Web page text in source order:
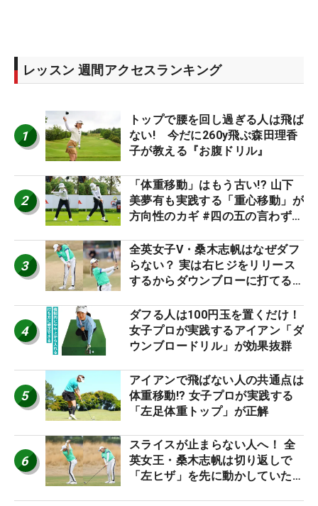
レッスン 週間アクセスランキング
1
トップで腰を回し過ぎる人は飛ば
ない! 今だに260y飛ぶ森田理香
子が教える『お腹ドリル』
2
「体重移動」はもう古い!? 山下
美夢有も実践する「重心移動」が
方向性のカギ #四の五の言わず振
3
全英女子V・桑木志帆はなぜダフ
らない？ 実は右ヒジをリリース
するからダウンブローに打てる #
4
ダフる人は100円玉を置くだけ！
女子プロが実践するアイアン「ダ
ウンブロードリル」が効果抜群
5
アイアンで飛ばない人の共通点は
体重移動!? 女子プロが実践する
「左足体重トップ」が正解
6
スライスが止まらない人へ！ 全
英女王・桑木志帆は切り返しで
「左ヒザ」を先に動かしていた